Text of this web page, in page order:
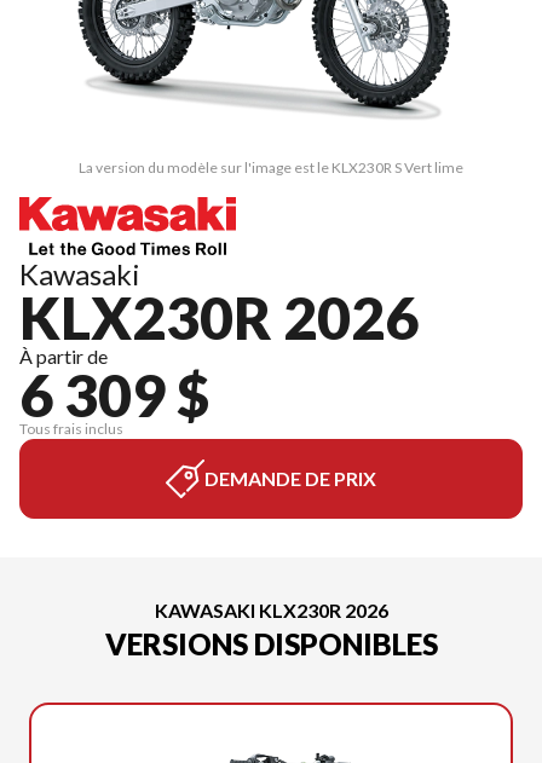
La version du modèle sur l'image est le KLX230R S Vert lime
Kawasaki
KLX230R 2026
À partir de
6 309 $
Tous frais inclus
DEMANDE DE PRIX
KAWASAKI KLX230R 2026
VERSIONS DISPONIBLES